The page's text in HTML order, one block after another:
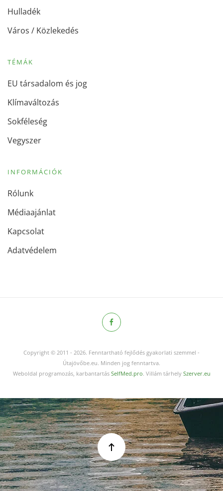
Hulladék
Város / Közlekedés
TÉMÁK
EU társadalom és jog
Klímaváltozás
Sokféleség
Vegyszer
INFORMÁCIÓK
Rólunk
Médiaajánlat
Kapcsolat
Adatvédelem
Copyright © 2011 - 2026. Fenntartható fejlődés gyakorlati szemmel -
Útajövőbe.eu. Minden jog fenntartva.
Weboldal programozás, karbantartás SelfMed.pro. Villám tárhely Szerver.eu